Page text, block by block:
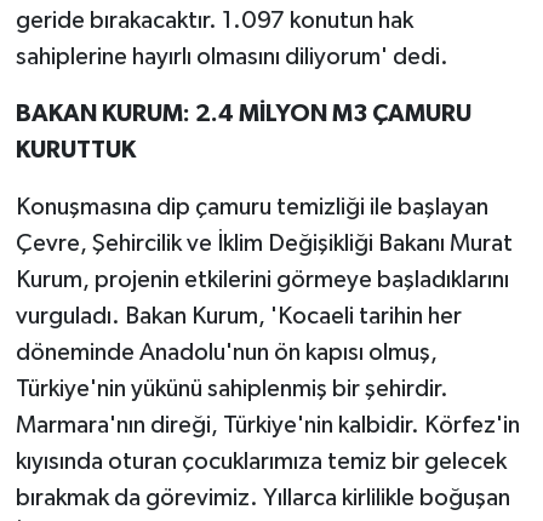
geride bırakacaktır. 1.097 konutun hak
sahiplerine hayırlı olmasını diliyorum' dedi.
BAKAN KURUM: 2.4 MİLYON M3 ÇAMURU
KURUTTUK
Konuşmasına dip çamuru temizliği ile başlayan
Çevre, Şehircilik ve İklim Değişikliği Bakanı Murat
Kurum, projenin etkilerini görmeye başladıklarını
vurguladı. Bakan Kurum, 'Kocaeli tarihin her
döneminde Anadolu'nun ön kapısı olmuş,
Türkiye'nin yükünü sahiplenmiş bir şehirdir.
Marmara'nın direği, Türkiye'nin kalbidir. Körfez'in
kıyısında oturan çocuklarımıza temiz bir gelecek
bırakmak da görevimiz. Yıllarca kirlilikle boğuşan